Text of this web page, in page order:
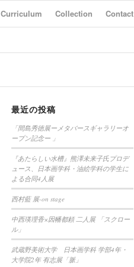
Curriculum Collection Contact
最近の投稿
「間島秀徳展ーメタバースギャラリーオ
ープン記念ー 」
『あたらしい水槽』熊澤未来子氏プロデ
ュース、日本画学科・油絵学科の学生に
よる合同4人展
西村藍 展-on stage
中西瑛理香×因幡都頼 二人展 「スクロー
ル」
武蔵野美術大学 日本画学科 学部4年・
大学院2年 有志展「脈」